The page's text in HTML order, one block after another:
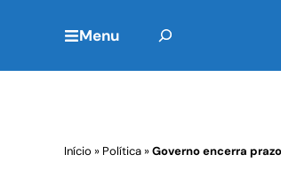
Menu
Início » Política»Governo encerra